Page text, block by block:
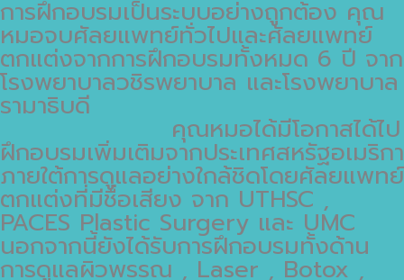
การฝึกอบรมเป็นระบบอย่างถูกต้อง คุณ
หมอจบศัลยแพทย์ทั่วไปและศัลยแพทย์
ตกแต่งจากการฝึกอบรมทั้งหมด 6 ปี จาก
โรงพยาบาลวชิรพยาบาล และโรงพยาบาล
รามาธิบดี
คุณหมอได้มีโอกาสได้ไป
ฝึกอบรมเพิ่มเติมจากประเทศสหรัฐอเมริกา
ภายใต้การดูแลอย่างใกล้ชิดโดยศัลยแพทย์
ตกแต่งที่มีชื่อเสียง จาก UTHSC ,
PACES Plastic Surgery และ UMC
นอกจากนี้ยังได้รับการฝึกอบรมทั้งด้าน
การดูแลผิวพรรณ , Laser , Botox ,